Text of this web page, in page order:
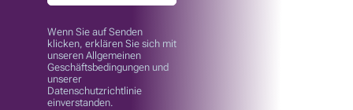
Wenn Sie auf Senden
klicken, erklären Sie sich mit
unseren Allgemeinen
Geschäftsbedingungen und
unserer
Datenschutzrichtlinie
einverstanden.